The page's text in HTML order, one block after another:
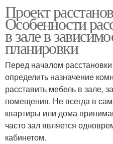
Проект
Особенности
в зале в
планировки
Перед началом
определить назначение
расставить мебель в зале,
помещения. Не всегда в
квартиры или дома
часто зал является
кабинетом.